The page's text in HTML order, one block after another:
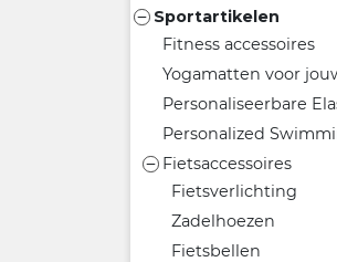
 Sportartikelen
Fitness accessoires
 Fietsaccessoires
Fietsverlichting
Zadelhoezen
Fietsbellen